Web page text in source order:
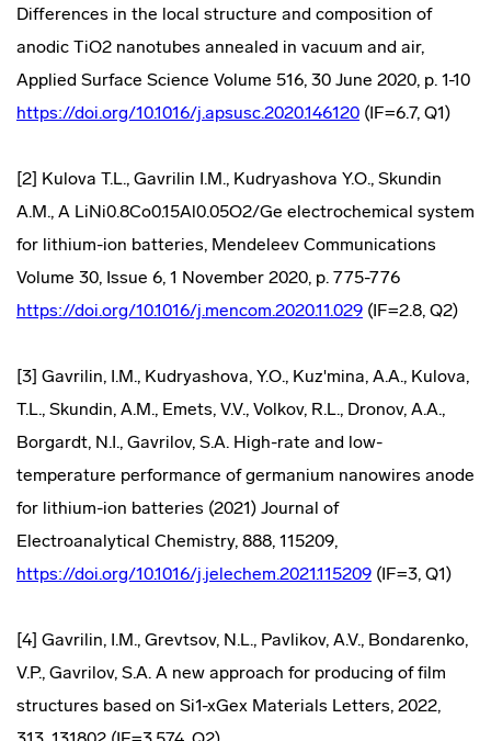
Differences in the local structure and composition of
anodic TiO2 nanotubes annealed in vacuum and air,
Applied Surface Science Volume 516, 30 June 2020, p. 1-10
https://doi.org/10.1016/j.apsusc.2020.146120 (IF=6.7, Q1)
[2] Kulova T.L., Gavrilin I.M., Kudryashova Y.O., Skundin
A.M., A LiNi0.8Co0.15Al0.05O2/Ge electrochemical system
for lithium-ion batteries, Mendeleev Communications
Volume 30, Issue 6, 1 November 2020, p. 775-776
https://doi.org/10.1016/j.mencom.2020.11.029 (IF=2.8, Q2)
[3] Gavrilin, I.M., Kudryashova, Y.O., Kuz'mina, A.A., Kulova,
T.L., Skundin, A.M., Emets, V.V., Volkov, R.L., Dronov, A.A.,
Borgardt, N.I., Gavrilov, S.A. High-rate and low-
temperature performance of germanium nanowires anode
for lithium-ion batteries (2021) Journal of
Electroanalytical Chemistry, 888, 115209,
https://doi.org/10.1016/j.jelechem.2021.115209 (IF=3, Q1)
[4] Gavrilin, I.M., Grevtsov, N.L., Pavlikov, A.V., Bondarenko,
V.P., Gavrilov, S.A. A new approach for producing of film
structures based on Si1-xGex Materials Letters, 2022,